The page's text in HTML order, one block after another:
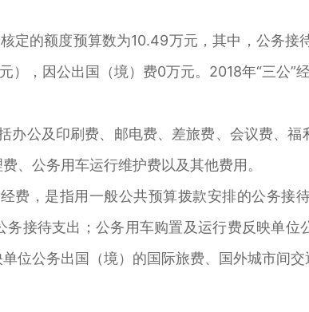
定的额度预算数为10.49万元，其中，公务
，因公出国（境）费0万元。2018年“三公”
办公及印刷费、邮电费、差旅费、会议费、
、公务用车运行维护费以及其他费用。
费，是指用一般公共预算拨款安排的公务接
接待支出；公务用车购置及运行费反映单
位公务出国（境）的国际旅费、国外城市间交